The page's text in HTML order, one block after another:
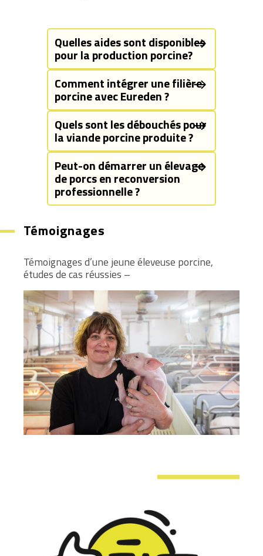
Quelles aides sont disponibles
pour la production porcine?
Comment intégrer une filière
porcine avec Eureden ?
Quels sont les débouchés pour
la viande porcine produite ?
Peut-on démarrer un élevage
de porcs en reconversion
professionnelle ?
Témoignages
Témoignages d’une jeune éleveuse porcine,
études de cas réussies –